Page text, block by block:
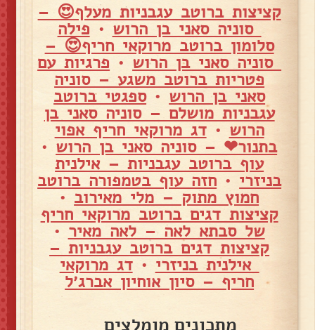
קציצות ברוטב עגבניות מעלף😍 –
סוניה סאני בן הרוש • פילה
סלומון ברוטב מרוקאי חריף😍 –
סוניה סאני בן הרוש • פרגיות עם
פטריות ברוטב משגע – סוניה
סאני בן הרוש •ספגטי ברוטב
עגבניות מושלם – סוניה סאני בן
הרוש •דג מרוקאי חריף אפוי
בתנור❤ – סוניה סאני בן הרוש •
עוף ברוטב עגבניות – אילנית
בניזרי • חזה עוף בטמפורה ברוטב
חמוץ מתוק – מלי מאירוב •
קציצות דגים ברוטב מרוקאי חריף
של סבתא לאה – לאה מאיר •
קציצות דגים ברוטב עגבניות –
אילנית בניזרי •דג מרוקאי
חריף – סיון אוחיון אברג׳ל
מתכונים מומלצים